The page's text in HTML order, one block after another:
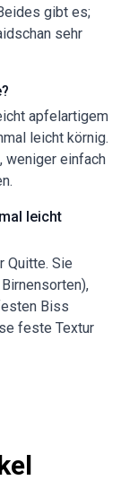
gibt es;
sehr
apfelartigem
leicht körnig.
weniger einfach
leicht
Quitte. Sie
Biss
feste Textur